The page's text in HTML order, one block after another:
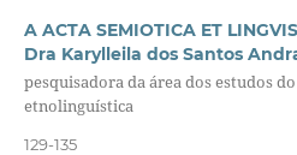
A ACTA SEMIOTICA ET
Dra Karylleila dos Santos
pesquisadora da área dos estudos
etnolinguística
129-135